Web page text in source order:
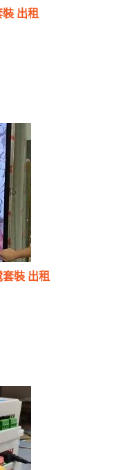
出租
裝 出租